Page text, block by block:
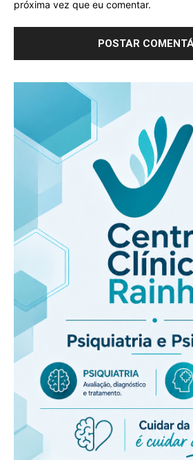
próxima vez que eu comentar.